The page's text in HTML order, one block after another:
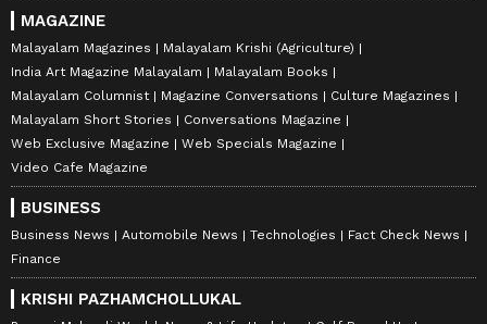
MAGAZINE
Malayalam Magazines
Malayalam Krishi (Agriculture)
India Art Magazine Malayalam
Malayalam Books
Malayalam Columnist
Magazine Conversations
Culture Magazines
Malayalam Short Stories
Conversations Magazine
Web Exclusive Magazine
Web Specials Magazine
Video Cafe Magazine
BUSINESS
Business News Automobile News Technologies
Fact Check News
Finance
KRISHI PAZHAMCHOLLUKAL